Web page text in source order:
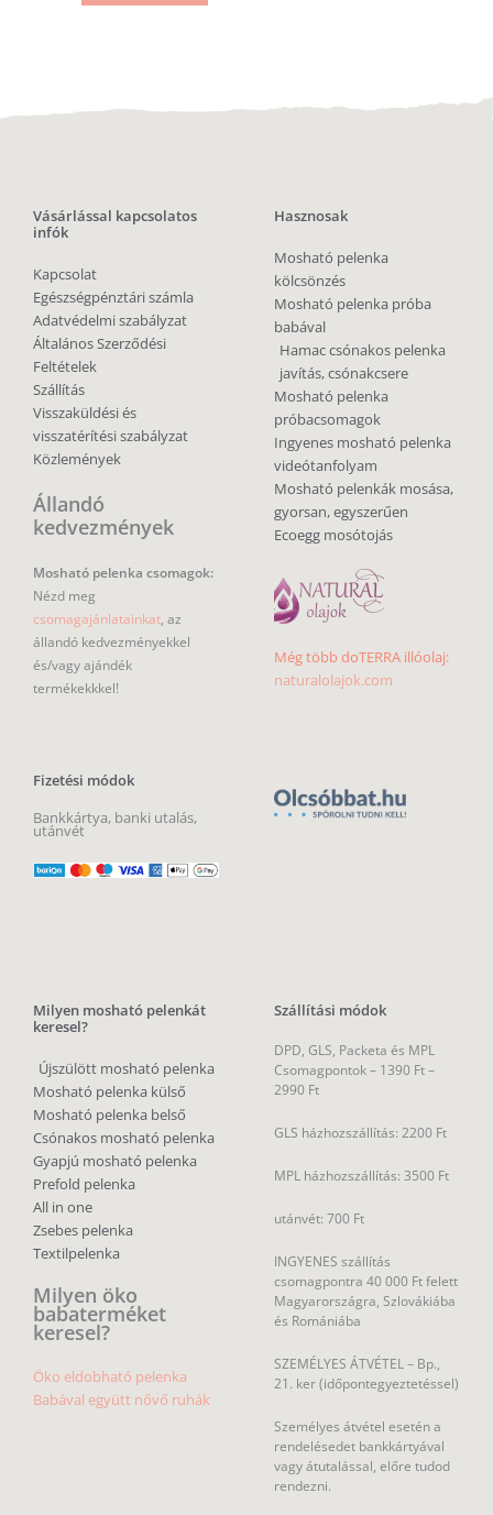
Vásárlással kapcsolatos
infók
Kapcsolat
Egészségpénztári számla
Adatvédelmi szabályzat
Általános Szerződési
Feltételek
Szállítás
Visszaküldési és
visszatérítési szabályzat
Közlemények
Állandó
kedvezmények
Mosható pelenka csomagok:
Nézd meg
csomagajánlatainkat, az
állandó kedvezményekkel
és/vagy ajándék
termékekkkel!
Fizetési módok
Bankkártya, banki utalás,
utánvét
Hasznosak
Mosható pelenka
kölcsönzés
Mosható pelenka próba
babával
Hamac csónakos pelenka
javítás, csónakcsere
Mosható pelenka
próbacsomagok
Ingyenes mosható pelenka
videótanfolyam
Mosható pelenkák mosása,
gyorsan, egyszerűen
Ecoegg mosótojás
Még több doTERRA illóolaj:
naturalolajok.com
Milyen mosható pelenkát
keresel?
Újszülött mosható pelenka
Mosható pelenka külső
Mosható pelenka belső
Csónakos mosható pelenka
Gyapjú mosható pelenka
Prefold pelenka
All in one
Zsebes pelenka
Textilpelenka
Milyen öko
babaterméket
keresel?
Öko eldobható pelenka
Babával együtt nővő ruhák
Szállítási módok
DPD, GLS, Packeta és MPL
Csomagpontok – 1390 Ft –
2990 Ft
GLS házhozszállítás: 2200 Ft
MPL házhozszállítás: 3500 Ft
utánvét: 700 Ft
INGYENES szállítás
csomagpontra 40 000 Ft felett
Magyarországra, Szlovákiába
és Romániába
SZEMÉLYES ÁTVÉTEL – Bp.,
21. ker (időpontegyeztetéssel)
Személyes átvétel esetén a
rendelésedet bankkártyával
vagy átutalással, előre tudod
rendezni.